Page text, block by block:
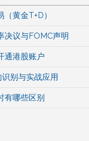
黄金T+D）
决议与FOMC声明
通港股账户
别与实战应用
有哪些区别